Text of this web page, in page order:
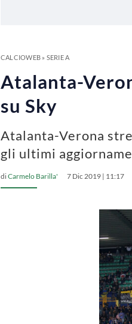
CALCIOWEB» SERIE A
Atalanta-
su Sky
Atalanta-Verona
gli ultimi
diCarmelo Barilla' 7 Dic 2019 | 11:17